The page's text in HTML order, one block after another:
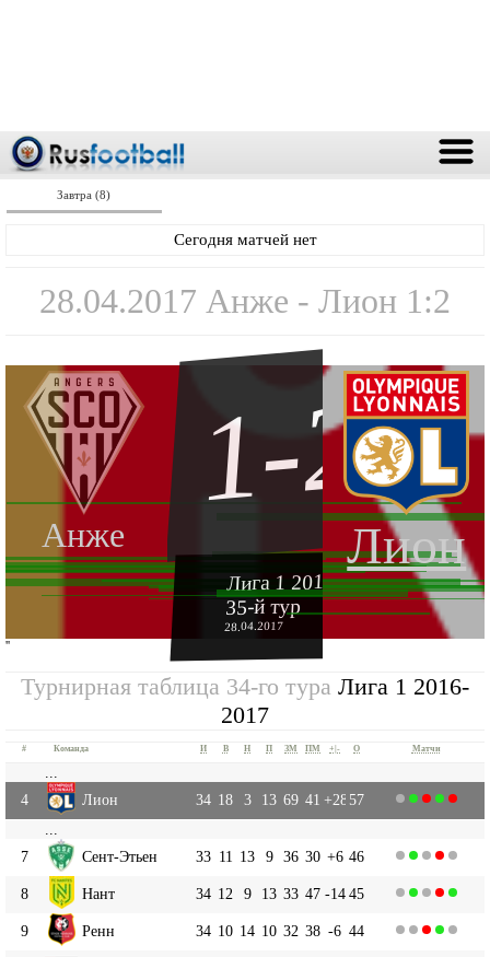
Завтра (8)
Сегодня матчей нет
28.04.2017 Анже - Лион 1:2
Анже Лион
1-2
Лига 1 2016-2017
35-й тур
28.04.2017
''
Турнирная таблица 34-го тура Лига 1 2016-
2017
# Команда И В Н П ЗМ ПМ +|- О Матчи
4
Лион 34 18 3 13 69 41 +28 57
7
Сент-Этьен 33 11 13 9 36 30 +6 46
8 Нант 34 12 9 13 33 47 -14 45
9 Ренн 34 10 14 10 32 38 -6 44